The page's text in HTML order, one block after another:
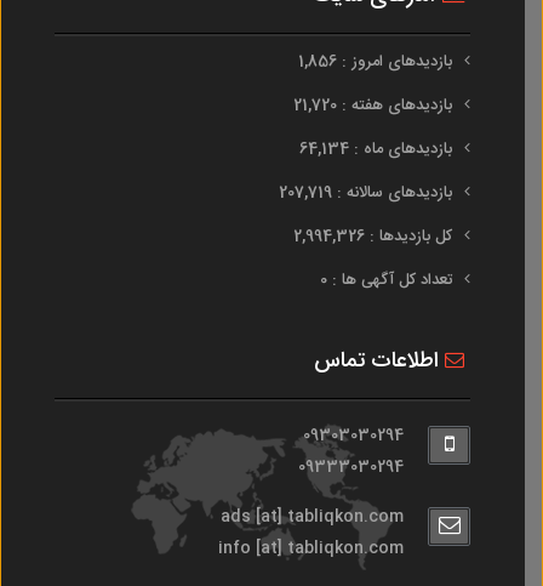
بازدیدهای امروز : 1,856
بازدیدهای هفته : 21,720
بازدیدهای ماه : 64,134
بازدیدهای سالانه : 207,719
کل بازدیدها : 2,994,326
تعداد کل آگهی ها : 0
اطلاعات تماس
09303030294
09333030294
ads [at] tabliqkon.com
info [at] tabliqkon.com